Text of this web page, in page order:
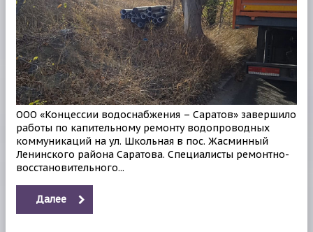
ООО «Концессии водоснабжения – Саратов» завершило
работы по капительному ремонту водопроводных
коммуникаций на ул. Школьная в пос. Жасминный
Ленинского района Саратова. Специалисты ремонтно-
восстановительного...
Далее